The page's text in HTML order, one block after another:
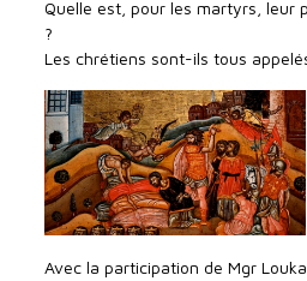
Quelle est, pour les martyrs, leur
?
Les chrétiens sont-ils tous
Avec la participation de Mgr